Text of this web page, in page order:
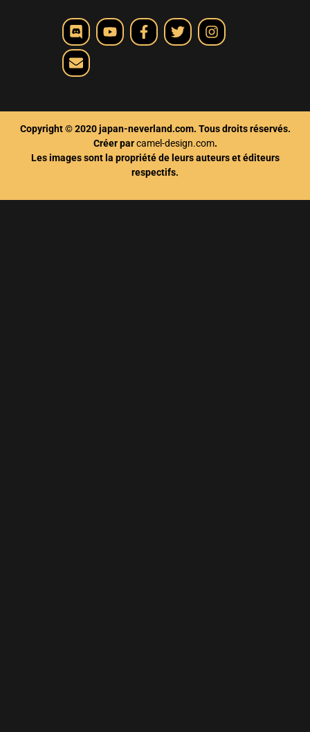
Copyright © 2020 japan-neverland.com. Tous droits réservés.
Créer parcamel-design.com.
Les images sont la propriété de leurs auteurs et éditeurs
respectifs.